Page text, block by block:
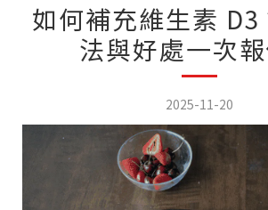
如何補充維生素
法與好處一次
2025-11-20